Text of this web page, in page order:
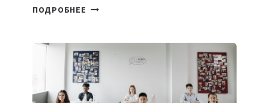
ПОДРОБНЕЕ ОТКРЫТ
DEAL
VELOCITY
BY
MOST